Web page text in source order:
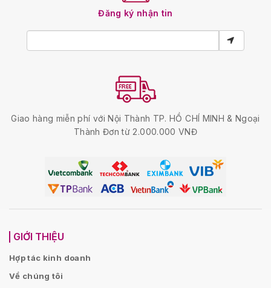
Đăng ký nhận tin
Giao hàng miễn phí với Nội Thành TP. HỒ CHÍ MINH & Ngoại
Thành Đơn từ 2.000.000 VNĐ
GIỚI THIỆU
Hợp tác kinh doanh
Về chúng tôi